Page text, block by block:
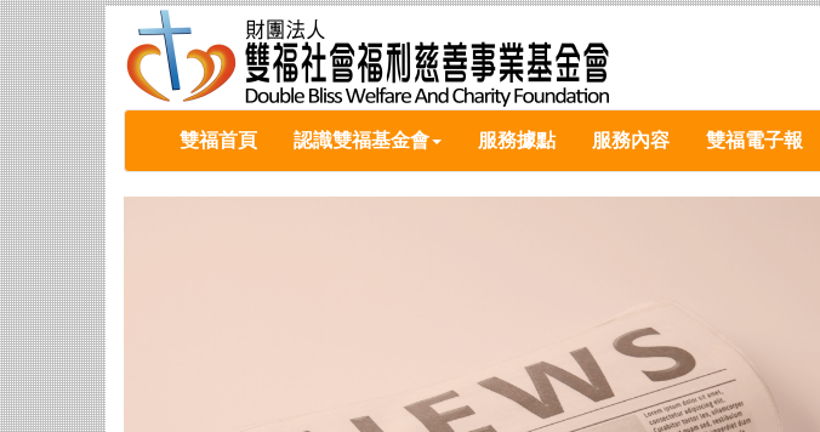
雙福首頁 認識雙福基金會 服務據點 服務內容 雙福電子報